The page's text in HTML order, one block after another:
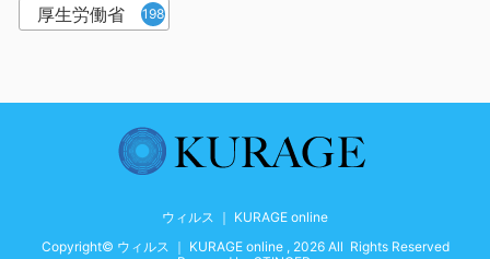
厚生労働省 198
ウィルス ｜ KURAGE online
Copyright© ウィルス ｜ KURAGE online , 2026 All Rights Reserved